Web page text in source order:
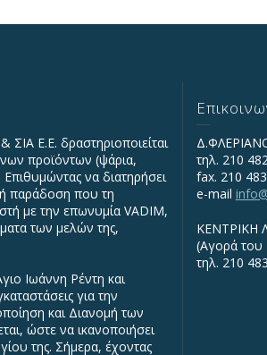
Ε.Ε. δραστηριοποιείται
προϊόντων (ψάρια,
να διατηρήσει
παράδοση που τη
με την επωνυμία VADIΜ,
των μελών της,
Ιωάννη Ρέντη και
για την
και Διανομή των
ώστε να ικανοποιήσει
της. Σήμερα, έχοντας
τηλ. 210
fax. 210
e-mail
ΚΕΝΤΡΙΚΗ
(Αγορά του
τηλ. 210